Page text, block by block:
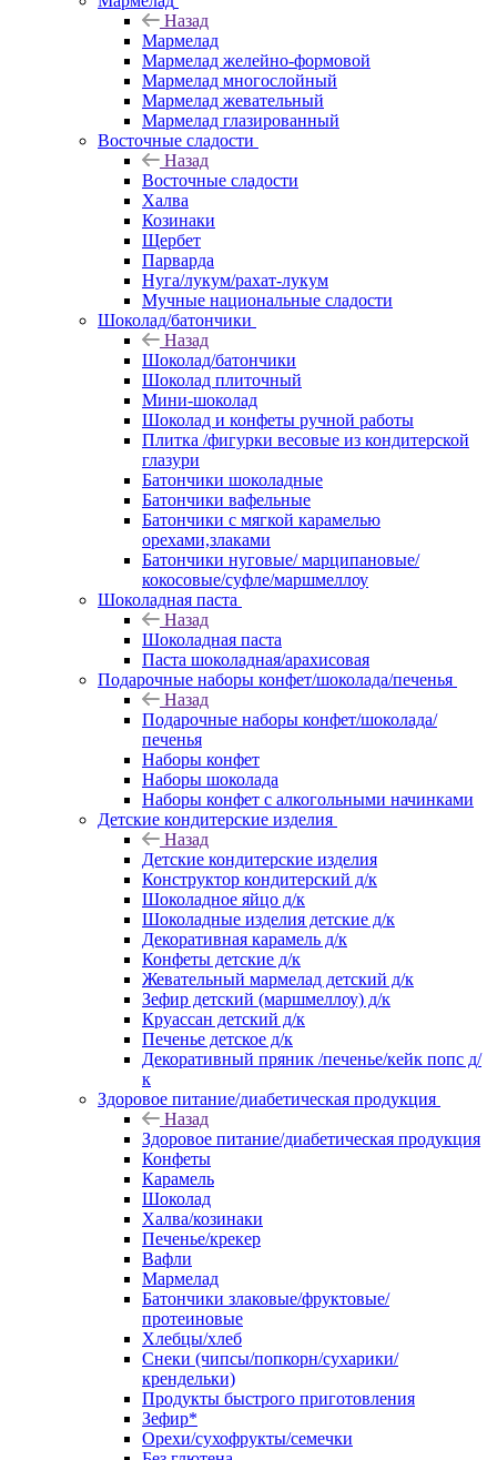
Назад
Мармелад
Мармелад желейно-формовой
Мармелад многослойный
Мармелад жевательный
Мармелад глазированный
Восточные сладости
Назад
Восточные сладости
Халва
Козинаки
Щербет
Парварда
Нуга/лукум/рахат-лукум
Мучные национальные сладости
Шоколад/батончики
Назад
Шоколад/батончики
Шоколад плиточный
Мини-шоколад
Шоколад и конфеты ручной работы
Плитка /фигурки весовые из кондитерской
глазури
Батончики шоколадные
Батончики вафельные
Батончики с мягкой карамелью
орехами,злаками
Батончики нуговые/ марципановые/
кокосовые/суфле/маршмеллоу
Шоколадная паста
Назад
Шоколадная паста
Паста шоколадная/арахисовая
Подарочные наборы конфет/шоколада/печенья
Назад
Подарочные наборы конфет/шоколада/
печенья
Наборы конфет
Наборы шоколада
Наборы конфет с алкогольными начинками
Детские кондитерские изделия
Назад
Детские кондитерские изделия
Конструктор кондитерский д/к
Шоколадное яйцо д/к
Шоколадные изделия детские д/к
Декоративная карамель д/к
Конфеты детские д/к
Жевательный мармелад детский д/к
Зефир детский (маршмеллоу) д/к
Круассан детский д/к
Печенье детское д/к
Декоративный пряник /печенье/кейк попс д/
к
Здоровое питание/диабетическая продукция
Назад
Здоровое питание/диабетическая продукция
Конфеты
Карамель
Шоколад
Халва/козинаки
Печенье/крекер
Вафли
Мармелад
Батончики злаковые/фруктовые/
протеиновые
Хлебцы/хлеб
Снеки (чипсы/попкорн/сухарики/
крендельки)
Продукты быстрого приготовления
Зефир*
Орехи/сухофрукты/семечки